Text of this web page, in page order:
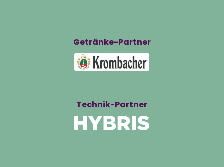
Getränke-Partner
Technik-Partner